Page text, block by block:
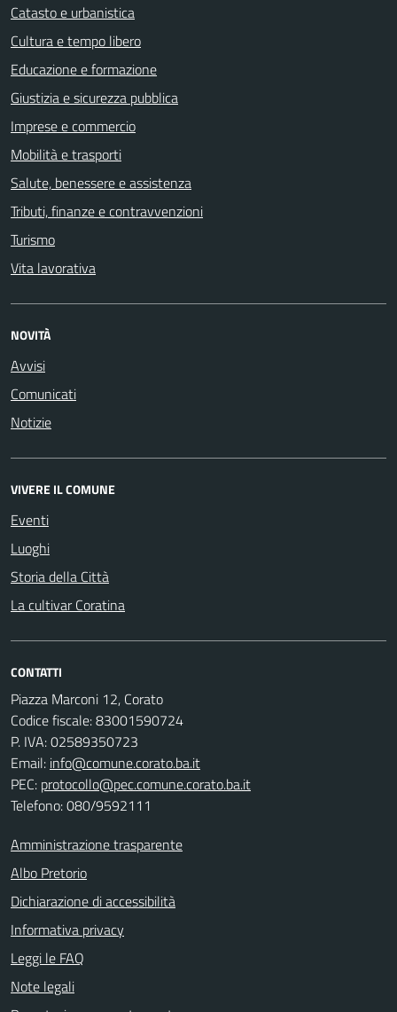
Catasto e urbanistica
Cultura e tempo libero
Educazione e formazione
Giustizia e sicurezza pubblica
Imprese e commercio
Mobilità e trasporti
Salute, benessere e assistenza
Tributi, finanze e contravvenzioni
Turismo
Vita lavorativa
NOVITÀ
Avvisi
Comunicati
Notizie
VIVERE IL COMUNE
Eventi
Luoghi
Storia della Città
La cultivar Coratina
CONTATTI
Piazza Marconi 12, Corato
Codice fiscale: 83001590724
P. IVA: 02589350723
Email: info@comune.corato.ba.it
PEC: protocollo@pec.comune.corato.ba.it
Telefono: 080/9592111
Amministrazione trasparente
Albo Pretorio
Dichiarazione di accessibilità
Informativa privacy
Leggi le FAQ
Note legali